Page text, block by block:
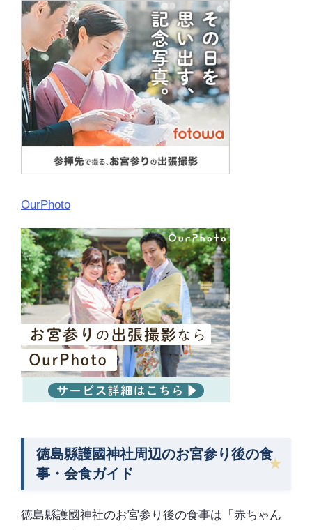
OurPhoto
徳島縣護國神社周辺のお宮参り後の食
事・会食ガイド
徳島縣護國神社のお宮参り後の食事は「赤ちゃん